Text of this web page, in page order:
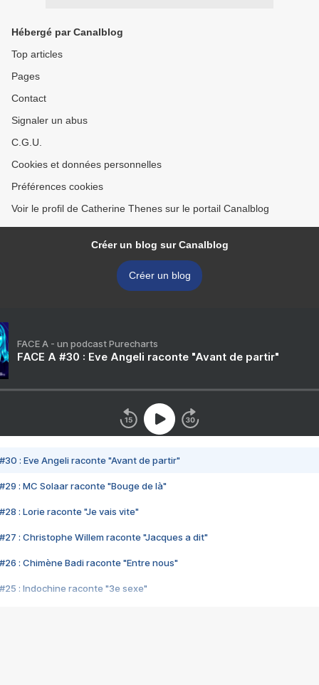
Hébergé par Canalblog
Top articles
Pages
Contact
Signaler un abus
C.G.U.
Cookies et données personnelles
Préférences cookies
Voir le profil de Catherine Thenes sur le portail Canalblog
Créer un blog sur Canalblog
Créer un blog
FACE A - un podcast Purecharts
FACE A #30 : Eve Angeli raconte "Avant de partir"
#30 : Eve Angeli raconte "Avant de partir"
#29 : MC Solaar raconte "Bouge de là"
#28 : Lorie raconte "Je vais vite"
#27 : Christophe Willem raconte "Jacques a dit"
#26 : Chimène Badi raconte "Entre nous"
#25 : Indochine raconte "3e sexe"